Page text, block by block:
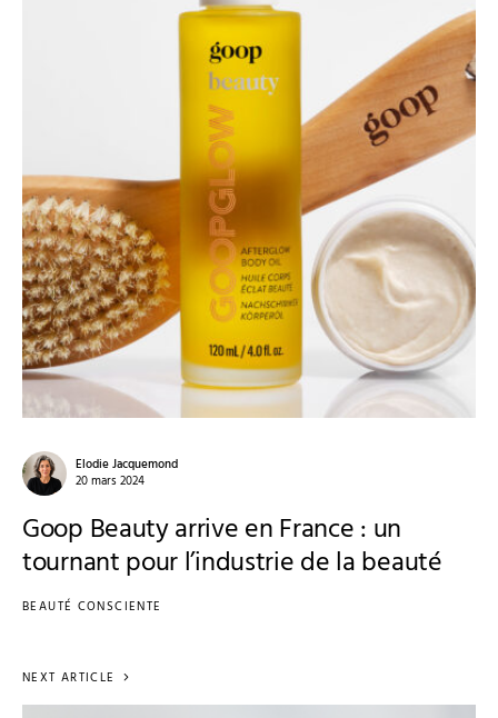
Elodie Jacquemond
20 mars 2024
Goop Beauty arrive en France : un
tournant pour l’industrie de la beauté
BEAUTÉ CONSCIENTE
NEXT ARTICLE